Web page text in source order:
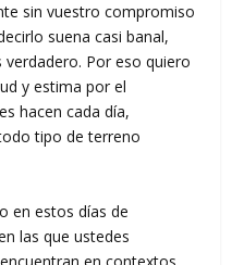
sin vuestro compromiso
suena casi banal,
Por eso quiero
y estima por el
hacen cada día,
tipo de terreno
en estos días de
las que ustedes